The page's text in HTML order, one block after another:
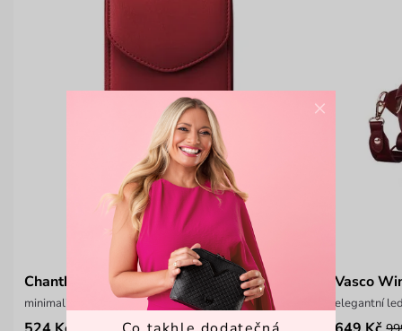
Chanthal Wine
minimalistická crossbody peněženka
Vasco
elegantní
×